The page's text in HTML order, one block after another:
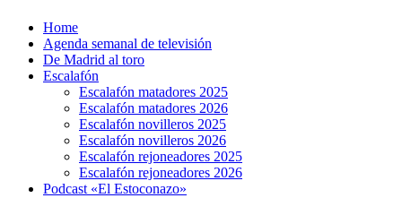
contenido
Home
Agenda semanal de televisión
De Madrid al toro
Escalafón
Escalafón matadores 2025
Escalafón matadores 2026
Escalafón novilleros 2025
Escalafón novilleros 2026
Escalafón rejoneadores 2025
Escalafón rejoneadores 2026
Podcast «El Estoconazo»